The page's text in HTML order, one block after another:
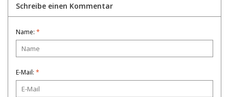
Schreibe einen Kommentar
Name: *
E-Mail: *